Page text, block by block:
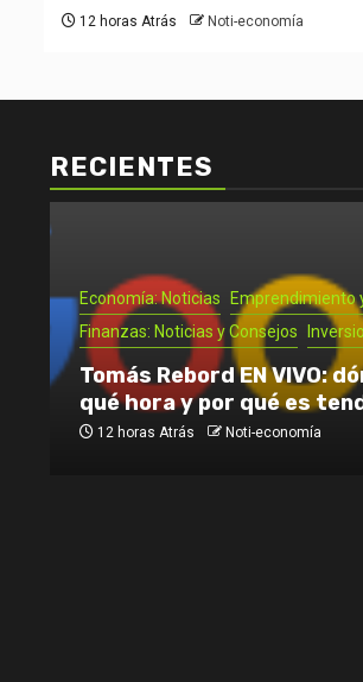
12 horas Atrás Noti-economía
RECIENTES
Economía: Noticias
Emprendimiento
Finanzas: Noticias y Consejos
Tomás Rebord EN VIVO:
qué hora y por qué es
12 horas Atrás Noti-economía